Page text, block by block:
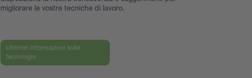
migliorare le vostre tecniche di lavoro.
Ulteriori informazioni sulle
tecnologie